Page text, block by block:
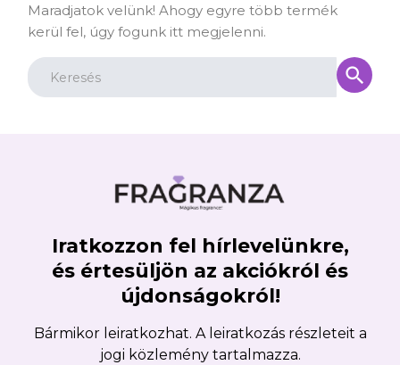
Maradjatok velünk! Ahogy egyre több termék
kerül fel, úgy fogunk itt megjelenni.
search
Iratkozzon fel hírlevelünkre,
és értesüljön az akciókról és
újdonságokról!
Bármikor leiratkozhat. A leiratkozás részleteit a
jogi közlemény tartalmazza.